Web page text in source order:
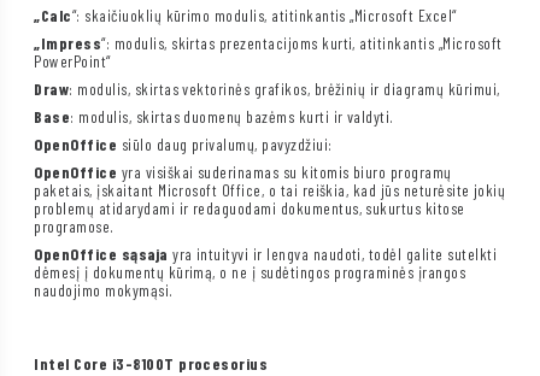
„Calc“: skaičiuoklių kūrimo modulis, atitinkantis „Microsoft Excel“
„Impress“: modulis, skirtas prezentacijoms kurti, atitinkantis „Microsoft
PowerPoint“
Draw: modulis, skirtas vektorinės grafikos, brėžinių ir diagramų kūrimui,
Base: modulis, skirtas duomenų bazėms kurti ir valdyti.
OpenOffice siūlo daug privalumų, pavyzdžiui:
OpenOffice yra visiškai suderinamas su kitomis biuro programų
paketais, įskaitant Microsoft Office, o tai reiškia, kad jūs neturėsite jokių
problemų atidarydami ir redaguodami dokumentus, sukurtus kitose
programose.
OpenOffice sąsaja yra intuityvi ir lengva naudoti, todėl galite sutelkti
dėmesį į dokumentų kūrimą, o ne į sudėtingos programinės įrangos
naudojimo mokymąsi.
Intel Core i3-8100T procesorius